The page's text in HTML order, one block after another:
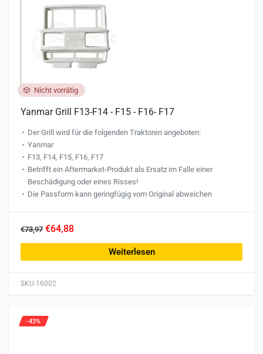
Produktseite
gewählt
Nicht vorrätig
SKU-16002
Yanmar Grill F13-F14 - F15 - F16- F17
Der Grill wird für die folgenden Traktoren angeboten:
Yanmar
F13, F14, F15, F16, F17
Betrifft ein Aftermarket-Produkt als Ersatz im Falle einer
Beschädigung oder eines Risses!
Die Passform kann geringfügig vom Original abweichen
€73,97 €64,88
Weiterlesen
-43%